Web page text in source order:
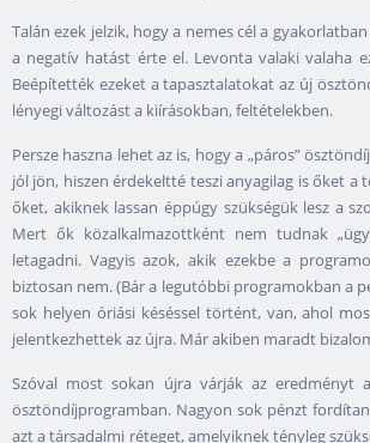
Talán ezek jelzik, hogy a nemes cél a
a negatív hatást érte el. Levonta valaki valaha
Beépítették ezeket a tapasztalatokat az új
lényegi változást a kiírásokban, feltételekben.
Persze haszna lehet az is, hogy a „páros”
jól jön, hiszen érdekeltté teszi anyagilag is őket a
őket, akiknek lassan éppúgy szükségük lesz a
Mert ők közalkalmazottként nem tudnak
letagadni. Vagyis azok, akik ezekbe a
biztosan nem. (Bár a legutóbbi programokban a
sok helyen óriási késéssel történt, van, ahol
jelentkezhettek az újra. Már akiben maradt
Szóval most sokan újra várják az eredményt
ösztöndíjprogramban. Nagyon sok pénzt
azt a társadalmi réteget, amelyiknek tényleg